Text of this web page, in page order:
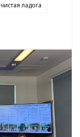
чистая ладога